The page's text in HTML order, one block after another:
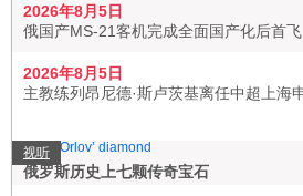
2026年8月5日
俄国产MS-21客机完成全面国产化后首飞
2026年8月5日
主教练列昂尼德·斯卢茨基离任中超上海
视听
俄罗斯历史上七颗传奇宝石